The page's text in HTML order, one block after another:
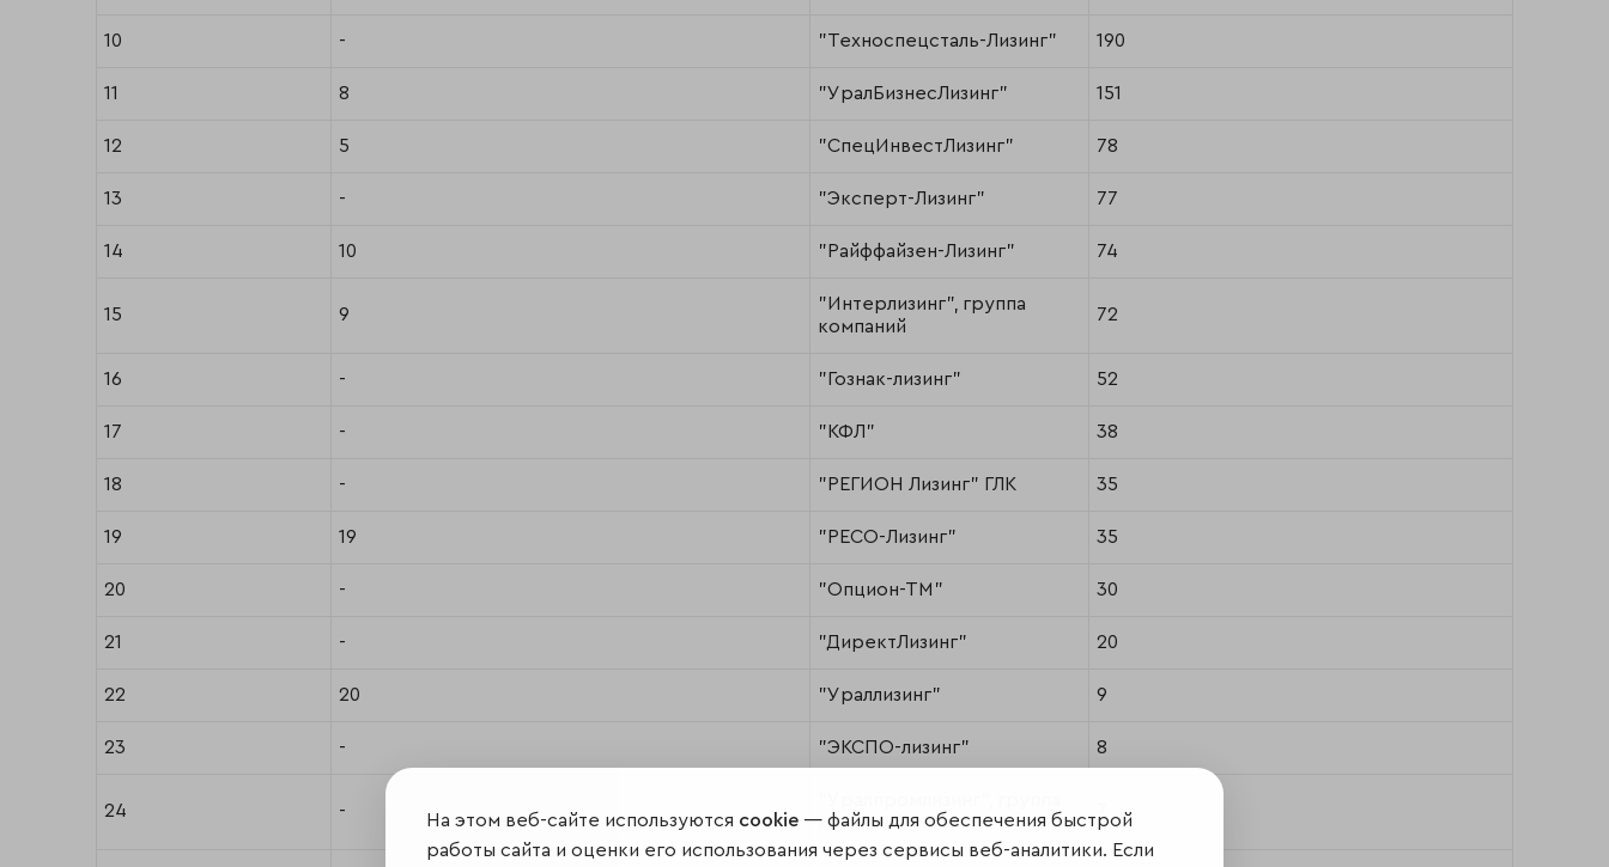
10 - "Техноспецсталь-Лизинг" 190
11 8 "УралБизнесЛизинг" 151
12 5 "СпецИнвестЛизинг" 78
13 - "Эксперт-Лизинг" 77
14 10 "Райффайзен-Лизинг" 74
15 9
"Интерлизинг", группа
компаний
72
16 - "Гознак-лизинг" 52
17 - "КФЛ" 38
18 - "РЕГИОН Лизинг" ГЛК 35
19 19 "РЕСО-Лизинг" 35
20 - "Опцион-ТМ" 30
21 - "ДиректЛизинг" 20
22 20 "Ураллизинг" 9
23 - "ЭКСПО-лизинг" 8
24 -
компаний
На этом веб-сайте используются cookie — файлы для обеспечения быстрой
работы сайта и оценки его использования через сервисы веб-аналитики. Если